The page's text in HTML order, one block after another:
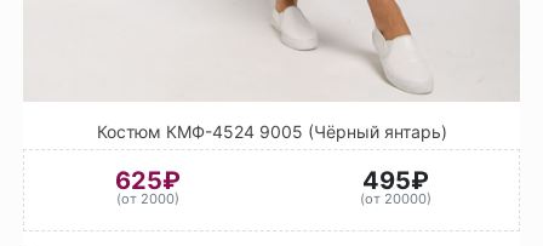
Костюм КМФ-4524 9005 (Чёрный янтарь)
625₽
(от 2000)
495₽
(от 20000)